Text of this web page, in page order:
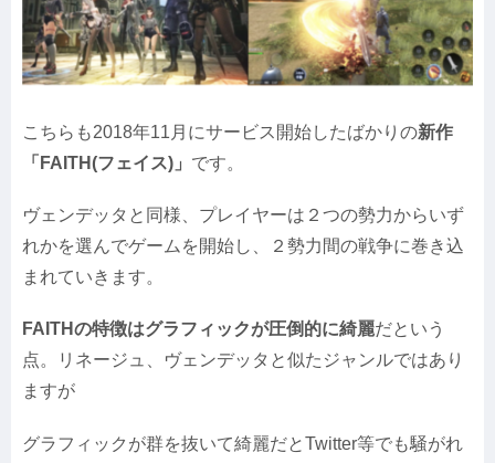
こちらも2018年11月にサービス開始したばかりの新作
「FAITH(フェイス)」 です。
ヴェンデッタと同様、プレイヤーは２つの勢力からいず
れかを選んでゲームを開始し、２勢力間の戦争に巻き込
まれていきます。
FAITHの特徴はグラフィックが圧倒的に綺麗だという
点。リネージュ、ヴェンデッタと似たジャンルではあり
ますが
グラフィックが群を抜いて綺麗だとTwitter等でも騒がれ